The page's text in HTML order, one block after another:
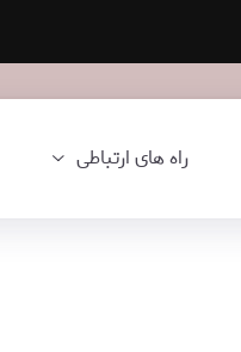
راه های ارتباطی